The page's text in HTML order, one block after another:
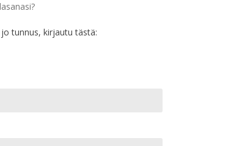
jo tunnus, kirjautu tästä: